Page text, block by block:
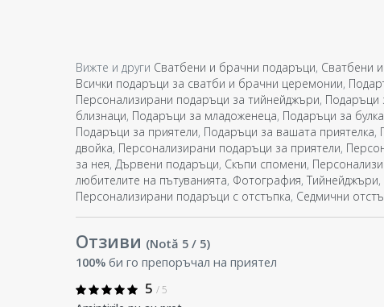
Вижте и други Сватбени и брачни подаръци, Сватбени
Всички подаръци за сватби и брачни церемонии,
Персонализирани подаръци за тийнейджъри, Подаръци
близнаци, Подаръци за младоженеца, Подаръци за
Подаръци за приятели, Подаръци за вашата приятелка,
двойка, Персонализирани подаръци за приятели,
за нея, Дървени подаръци, Скъпи спомени,
любителите на пътуванията, Фотография, Тийнейджъри,
Персонализирани подаръци с отстъпка, Седмични
Отзиви (Notă 5 / 5)
100% би го препоръчал на приятел
5 / 5